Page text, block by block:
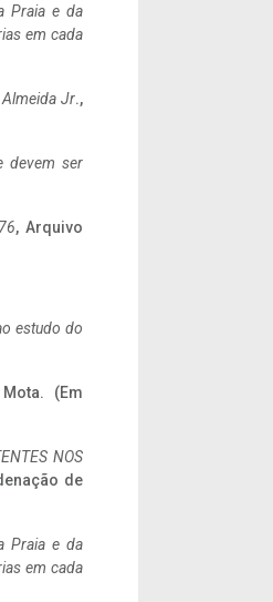
Praia e da
em cada
Jr.,
devem ser
, Arquivo
estudo do
(Em
NOS
de
Praia e da
em cada